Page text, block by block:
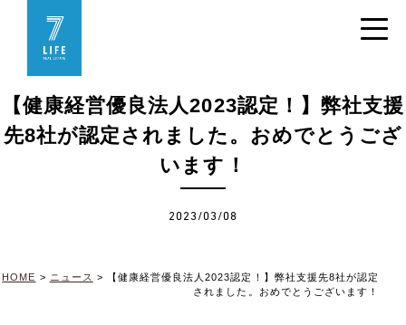
【健康経営優良法人2023認定！】弊社支援
先8社が認定されました。おめでとうござ
います！
2023/03/08
HOME > ニュース >
【健康経営優良法人2023認定！】弊社支援先8社が認定
されました。おめでとうございます！